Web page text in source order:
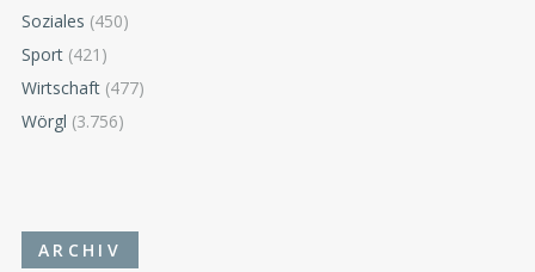
Soziales (450)
Sport (421)
Wirtschaft (477)
Wörgl (3.756)
ARCHIV